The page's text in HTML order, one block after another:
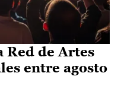
Red de Artes
entre agosto